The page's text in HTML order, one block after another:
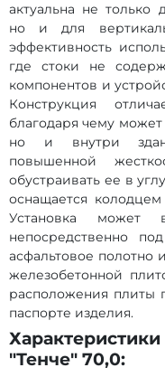
актуальна не только
но и для
эффективность
где стоки не
компонентов и
Конструкция
благодаря чему может
но и внутри
повышенной
обустраивать ее в
оснащается
Установка может
непосредственно
асфальтовое полотно
железобетонной
расположения плиты
паспорте изделия.
"Тенче" 70,0: